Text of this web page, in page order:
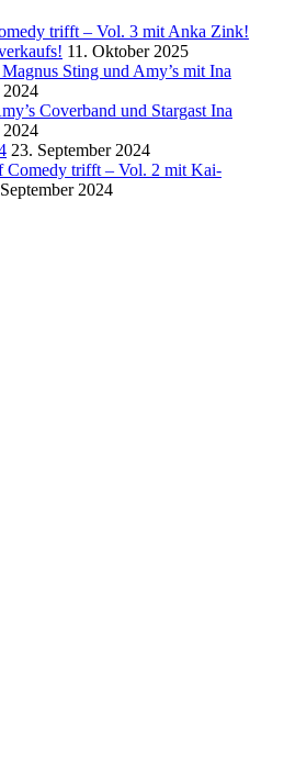
trifft – Vol. 3 mit Anka Zink!
11. Oktober 2025
Sting und Amy’s mit Ina
Coverband und Stargast Ina
23. September 2024
Comedy trifft – Vol. 2 mit Kai-
2024